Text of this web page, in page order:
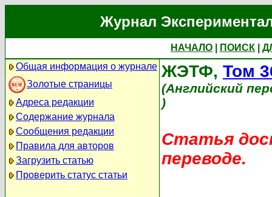
Журнал
НАЧАЛО ПОИСК
Общая информация о журнале
Золотые страницы
Адреса редакции
Содержание журнала
Сообщения редакции
Правила для авторов
Загрузить статью
Проверить статус статьи
ЖЭТФ, Том
(Английский
)
Статья
переводе.